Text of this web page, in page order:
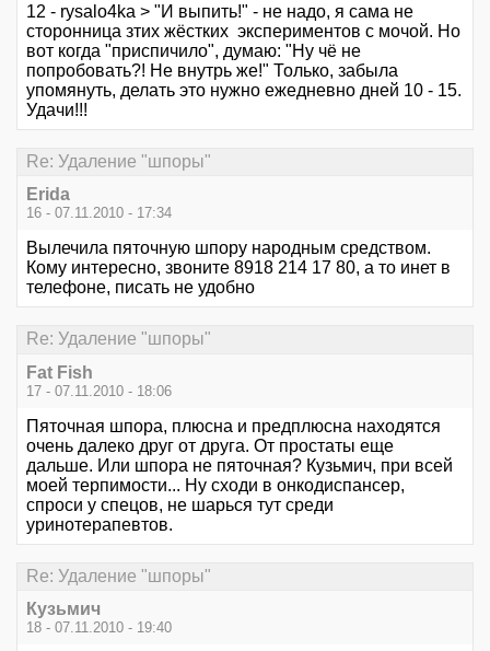
12 - rysalo4ka > "И выпить!" - не надо, я сама не
сторонница зтих жёстких экспериментов с мочой. Но
вот когда "приспичило", думаю: "Ну чё не
попробовать?! Не внутрь же!" Только, забыла
упомянуть, делать это нужно ежедневно дней 10 - 15.
Удачи!!!
Re: Удаление "шпоры"
Erida
16 - 07.11.2010 - 17:34
Вылечила пяточную шпору народным средством.
Кому интересно, звоните 8918 214 17 80, а то инет в
телефоне, писать не удобно
Re: Удаление "шпоры"
Fat Fish
17 - 07.11.2010 - 18:06
Пяточная шпора, плюсна и предплюсна находятся
очень далеко друг от друга. От простаты еще
дальше. Или шпора не пяточная? Кузьмич, при всей
моей терпимости... Ну сходи в онкодиспансер,
спроси у спецов, не шарься тут среди
уринотерапевтов.
Re: Удаление "шпоры"
Кузьмич
18 - 07.11.2010 - 19:40